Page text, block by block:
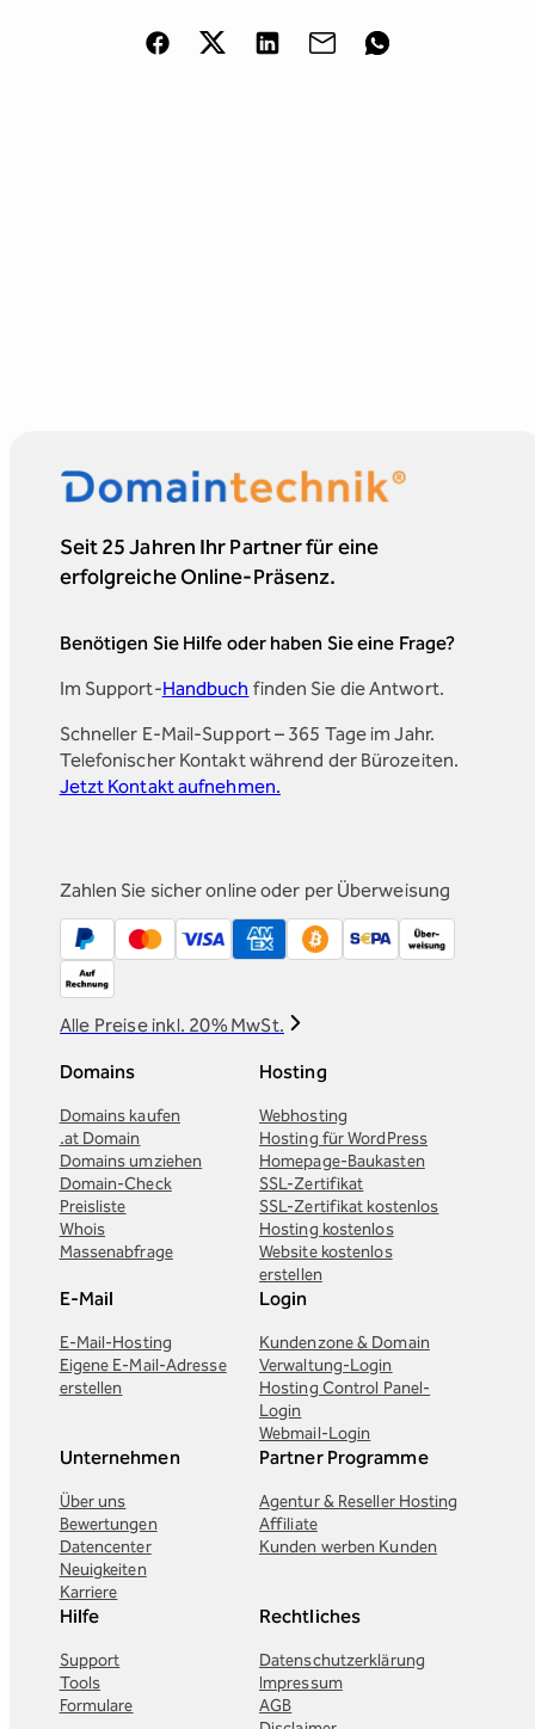
Seit 25 Jahren Ihr Partner für eine
erfolgreiche Online-Präsenz.
Benötigen Sie Hilfe oder haben Sie eine Frage?
Im Support-Handbuch finden Sie die Antwort.
Schneller E-Mail-Support – 365 Tage im Jahr.
Telefonischer Kontakt während der Bürozeiten.
Jetzt Kontakt aufnehmen.
Zahlen Sie sicher online oder per Überweisung
Alle Preise inkl. 20% MwSt.
Domains
Domains kaufen
.at Domain
Domains umziehen
Domain-Check
Preisliste
Whois
Massenabfrage
Hosting
Webhosting
Hosting für WordPress
Homepage-Baukasten
SSL-Zertifikat
SSL-Zertifikat kostenlos
Hosting kostenlos
Website kostenlos
erstellen
E-Mail
E-Mail-Hosting
Eigene E-Mail-Adresse
erstellen
Login
Kundenzone & Domain
Verwaltung-Login
Hosting Control Panel-
Login
Webmail-Login
Unternehmen
Über uns
Bewertungen
Datencenter
Neuigkeiten
Karriere
Partner Programme
Agentur & Reseller Hosting
Affiliate
Kunden werben Kunden
Hilfe
Support
Tools
Formulare
Rechtliches
Datenschutzerklärung
Impressum
AGB